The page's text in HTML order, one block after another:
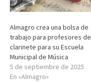
Almagro crea una bolsa de
trabajo para profesores de
clarinete para su Escuela
Municipal de Música
5 de septiembre de 2025
En «Almagro»